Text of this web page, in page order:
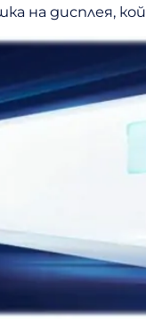
на дисплея,